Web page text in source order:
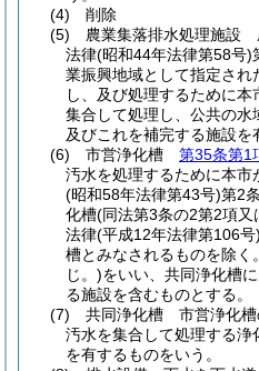
(4)
削除
(5)
農業集落排水処理施設
法律(昭和44年法律第58号)
業振興地域として指定され
し、及び処理するために
集合して処理し、公共の水
及びこれを補完する施設を
(6)
市営浄化槽 第35条第1
汚水を処理するために本市
(昭和58年法律第43号)第2
化槽(同法第3条の2第2項又
法律(平成12年法律第106号)
槽とみなされるものを除く
じ。)をいい、共同浄化槽
る施設を含むものとする。
(7)
共同浄化槽 市営浄化槽
汚水を集合して処理する浄
を有するものをいう。